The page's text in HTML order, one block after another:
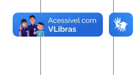
17h16